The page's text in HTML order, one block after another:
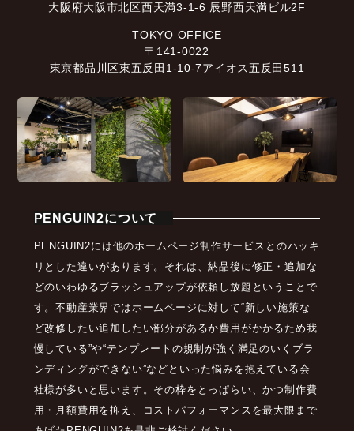
大阪府大阪市北区西天満3-1-6 辰野西天満ビル2F
TOKYO OFFICE
〒141-0022
東京都品川区東五反田1-10-7アイオス五反田511
PENGUIN2について
PENGUIN2には他のホームページ制作サービスとのハッキ
リとした違いがあります。それは、納品後に修正・追加な
どのいわゆるブラッシュアップが依頼し放題ということで
す。不動産業界ではホームページに対して“新しい施策な
ど改修したい追加したい部分があるか費用がかかるため我
慢している”や“テンプレートの規制が強く満足のいくブラ
ンディングができない”などといった悩みを抱えている会
社様が多いと思います。その枠をとっぱらい、かつ制作費
用・月額費用を抑え、コストパフォーマンスを最大限まで